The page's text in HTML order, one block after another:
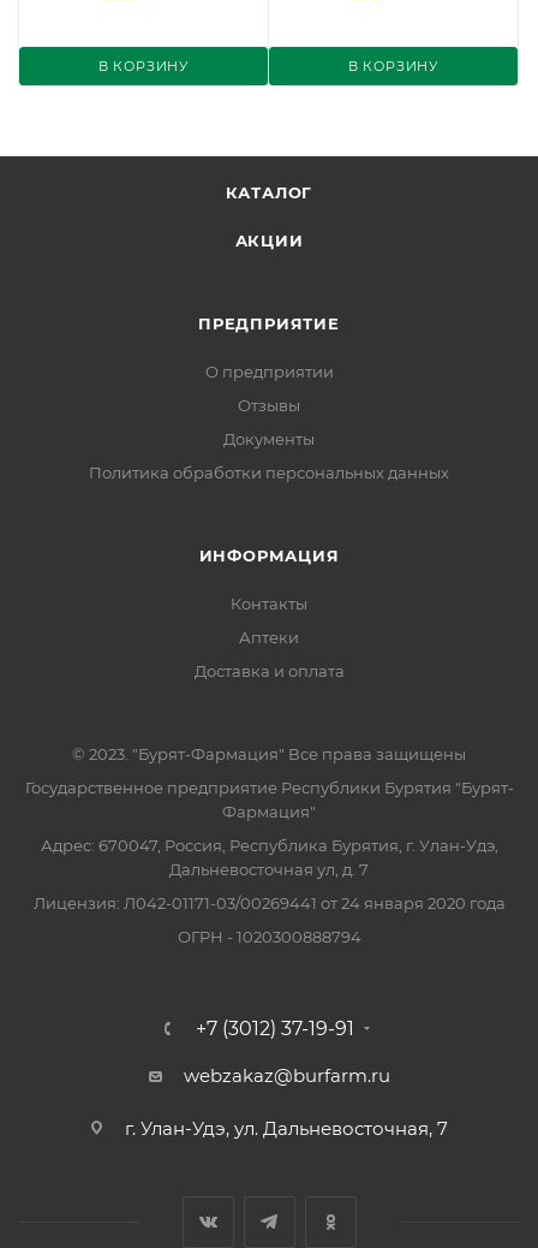
В КОРЗИНУ В КОРЗИНУ
КАТАЛОГ
АКЦИИ
ПРЕДПРИЯТИЕ
О предприятии
Отзывы
Документы
Политика обработки персональных данных
ИНФОРМАЦИЯ
Контакты
Аптеки
Доставка и оплата
© 2023. "Бурят-Фармация" Все права защищены
Государственное предприятие Республики Бурятия "Бурят-
Фармация"
Адрес: 670047, Россия, Республика Бурятия, г. Улан-Удэ,
Дальневосточная ул, д. 7
Лицензия: Л042-01171-03/00269441 от 24 января 2020 года
ОГРН - 1020300888794
+7 (3012) 37-19-91
webzakaz@burfarm.ru
г. Улан-Удэ, ул. Дальневосточная, 7